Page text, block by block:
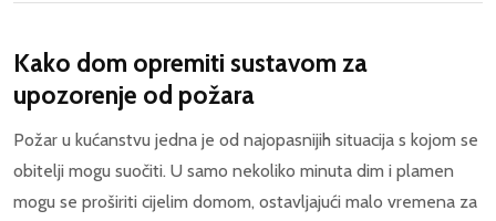
Kako dom opremiti sustavom za
upozorenje od požara
Požar u kućanstvu jedna je od najopasnijih situacija s kojom se
obitelji mogu suočiti. U samo nekoliko minuta dim i plamen
mogu se proširiti cijelim domom, ostavljajući malo vremena za